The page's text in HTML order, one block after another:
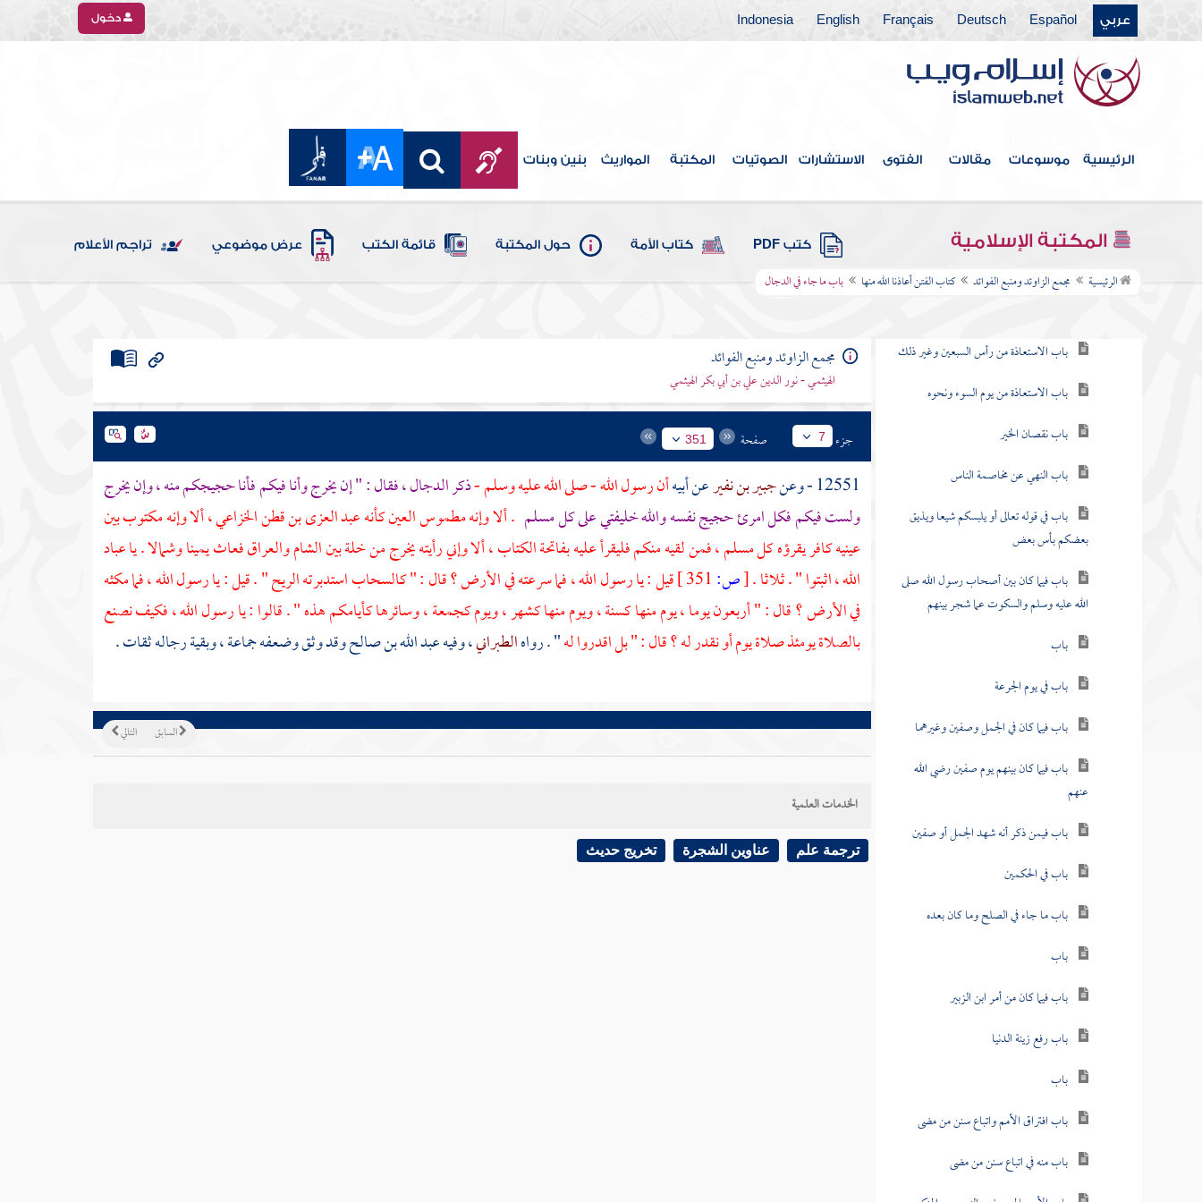
عربي Español
Deutsch
Français
English
Indonesia دخول
الرئيسية موسوعات مقالات الفتوى الاستشارات الصوتيات المكتبة المواريث بنين وبنات
المكتبة الإسلامية كتب PDF كتاب الأمة حول المكتبة قائمة الكتب عرض موضوعي تراجم الأعلام
الرئيسية مجمع الزاوئد ومنبع الفوائد كتاب الفتن أعاذنا الله منها باب ما جاء في الدجال
كتاب قتال أهل البغي
كتاب الحدود والديات
كتاب الديات
كتاب التفسير
كتاب التعبير
كتاب القدر
كتاب الفتن أعاذنا الله منها
باب الاستعاذة من رأس السبعين وغير ذلك
باب الاستعاذة من يوم السوء ونحوه
باب نقصان الخير
باب النهي عن مخاصمة الناس
باب في قوله تعالى أو يلبسكم شيعا ويذيق
بعضكم بأس بعض
باب فيما كان بين أصحاب رسول الله صلى
الله عليه وسلم والسكوت عما شجر بينهم
باب
باب في يوم الجرعة
باب فيما كان في الجمل وصفين وغيرهما
باب فيما كان بينهم يوم صفين رضي الله
عنهم
باب فيمن ذكر أنه شهد الجمل أو صفين
باب في الحكمين
باب ما جاء في الصلح وما كان بعده
باب
باب فيما كان من أمر ابن الزبير
باب رفع زينة الدنيا
باب
باب افتراق الأمم واتباع سنن من مضى
باب منه في اتباع سنن من مضى
مجمع الزاوئد ومنبع الفوائد
الهيثمي - نور الدين علي بن أبي بكر الهيثمي
جزء 7 صفحة 351
12551 - وعن جبير بن نفيرعن أبيهأن رسول الله - صلى الله عليه وسلم -ذكرالدجال، فقال : " إن يخرج وأنا فيكم فأنا حجيجكم منه ، وإن يخرج
ولست فيكم فكل امرئ حجيج نفسه والله خليفتي على كل مسلم . ألا وإنه مطموس العين كأنهعبد العزى بن قطن الخزاعي، ألا وإنه مكتوب بين
عينيه كافر يقرؤه كل مسلم ، فمن لقيه منكم فليقرأ عليه بفاتحة الكتاب ، ألا وإني رأيته يخرج من خلة بينالشاموالعراقفعاث يمينا وشمالا . يا عباد
الله ، اثبتوا " . ثلاثا .[ص:
قيل : يا رسول الله ، فما سرعته في الأرض ؟ قال : " كالسحاب استدبرته الريح " . قيل : يا رسول الله ، فما مكثه
في الأرض ؟ قال : " أربعون يوما ، يوم منها كسنة ، ويوم منها كشهر ، ويوم كجمعة ، وسائرها كأيامكم هذه " . قالوا : يا رسول الله ، فكيف نصنع
بالصلاة يومئذ صلاة يوم أو نقدر له ؟ قال : " بل اقدروا له" . رواهالطبراني، وفيهعبد الله بن صالحوقد وثق وضعفه جماعة ، وبقية رجاله ثقات .
التالي السابق
الخدمات العلمية
ترجمة علم عناوين الشجرة تخريج حديث